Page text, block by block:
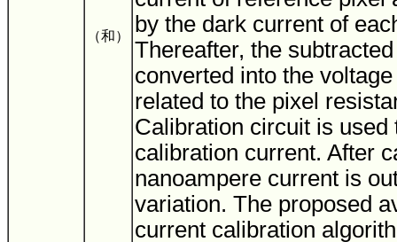
（和）
by the dark current of
Thereafter, the
converted into the
related to the pixel
Calibration circuit is used
calibration current. After
nanoampere current is
variation. The proposed
current calibration